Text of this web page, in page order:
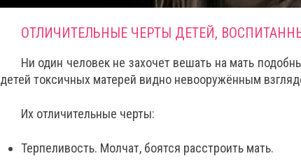
ОТЛИЧИТЕЛЬНЫЕ ЧЕРТЫ ДЕТЕЙ,
Ни один человек не захочет вешать на мать
детей токсичных матерей видно невооружённым
Их отличительные черты:
Терпеливость. Молчат, боятся расстроить мать.